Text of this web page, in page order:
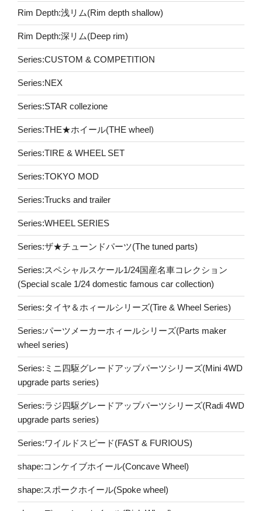
Rim Depth:浅リム(Rim depth shallow)
Rim Depth:深リム(Deep rim)
Series:CUSTOM & COMPETITION
Series:NEX
Series:STAR collezione
Series:THE★ホイール(THE wheel)
Series:TIRE & WHEEL SET
Series:TOKYO MOD
Series:Trucks and trailer
Series:WHEEL SERIES
Series:ザ★チューンドパーツ(The tuned parts)
Series:スペシャルスケール1/24国産名車コレクション
(Special scale 1/24 domestic famous car collection)
Series:タイヤ＆ホィールシリーズ(Tire & Wheel Series)
Series:パーツメーカーホィールシリーズ(Parts maker
wheel series)
Series:ミニ四駆グレードアップパーツシリーズ(Mini 4WD
upgrade parts series)
Series:ラジ四駆グレードアップパーツシリーズ(Radi 4WD
upgrade parts series)
Series:ワイルドスピード(FAST & FURIOUS)
shape:コンケイブホイール(Concave Wheel)
shape:スポークホイール(Spoke wheel)